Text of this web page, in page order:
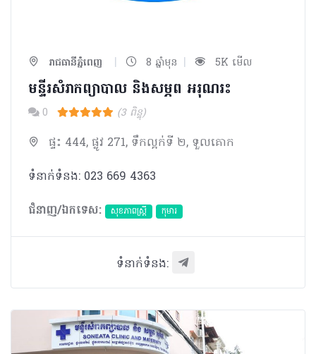
រាជធានីភ្នំពេញ | 8 ឆ្នាំមុន | 5K មើល
មន្ទីរសំរាកព្យាបាល និង​សម្ភព អរុណរះ
0 (3 ពិន្ទុ)
ផ្ទះ 444, ផ្លូវ 271, ទឹកល្អក់ទី ២, ទួលគោក
ទំនាក់ទំនង: 023 669 4363
ជំនាញ/ឯកទេស:
សុខភាពស្រ្តី កុមារ
ទំនាក់ទំនង: